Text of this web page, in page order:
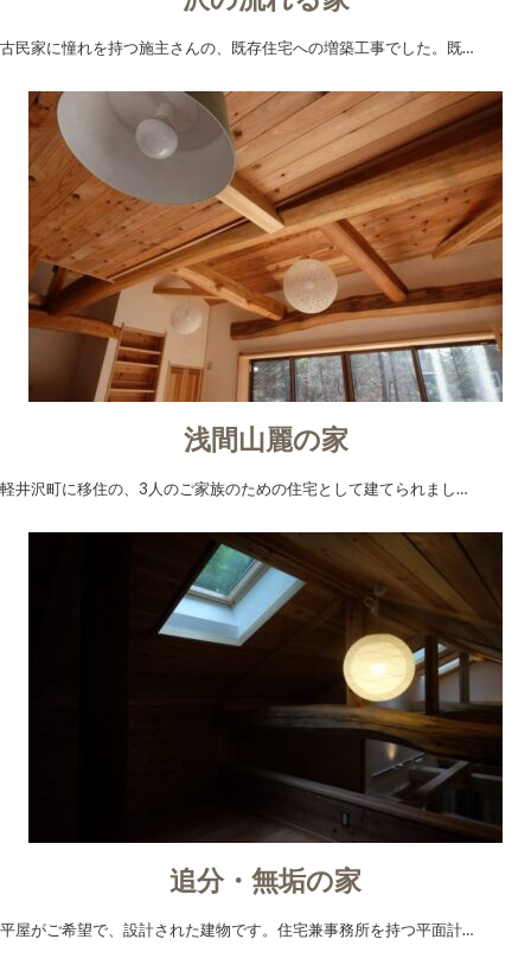
古民家に憧れを持つ施主さんの、既存住宅への増築工事でした。既…
浅間山麗の家
軽井沢町に移住の、3人のご家族のための住宅として建てられまし…
追分・無垢の家
平屋がご希望で、設計された建物です。住宅兼事務所を持つ平面計…